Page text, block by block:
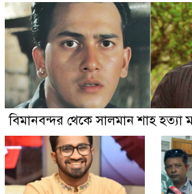
বিমানবন্দর থেকে সালমান শাহ